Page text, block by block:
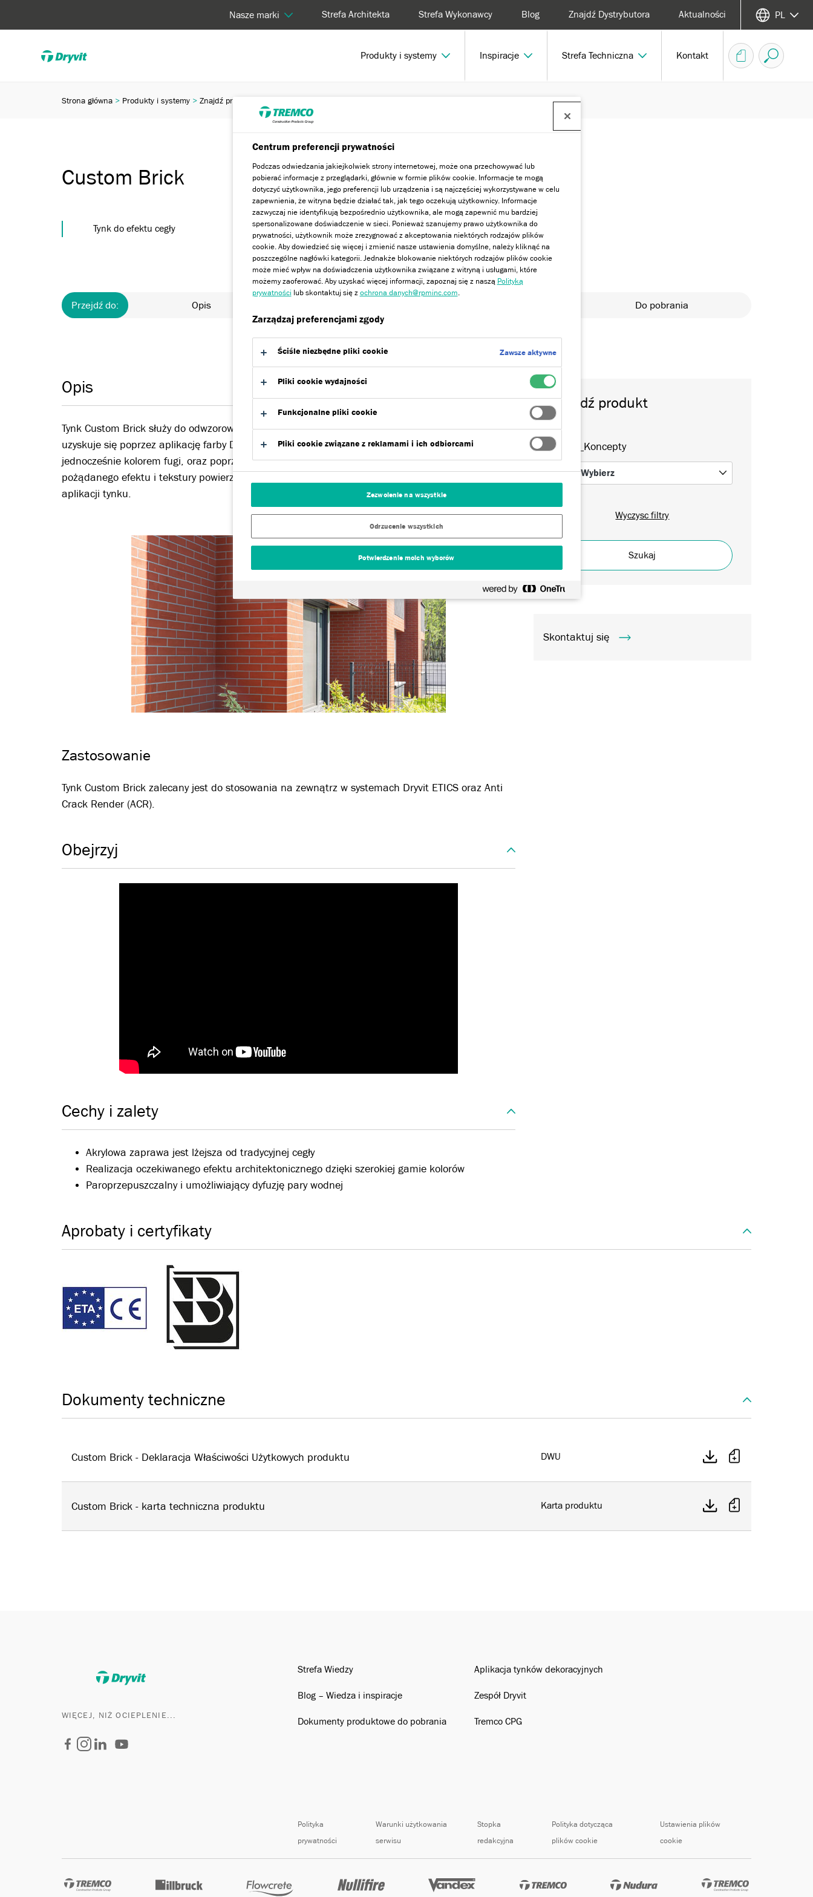
Produkty i systemy Inspiracje Strefa Techniczna Kontakt
Strefa Architekta Strefa Wykonawcy Blog Znajdź Dystrybutora Aktualności
Nasze marki PL
Custom Brick
Tynk do efektu cegły
Strona główna Produkty i systemy Znajdź produkt lub system
Przejdź do: Opis Do pobrania
Znajdź produkt
Dryvit_Koncepty
0 Wybierz
Wyczysc filtry
Szukaj
Skontaktuj się
Opis
Tynk Custom Brick służy do odwzorowania wyglądu tradycyjnej cegły na elewacji. Efekt cegły
uzyskuje się poprzez aplikację farby Demandit na warstwie bazowej Fibercoat, kolor farby jest
jednocześnie kolorem fugi, oraz poprzez nałożenie tynku Custom Brick na szablonie. Dla
pożądanego efektu i tekstury powierzchnię cegły można kształtować za pomocą różnych technik
aplikacji tynku.
Zastosowanie
Tynk Custom Brick zalecany jest do stosowania na zewnątrz w systemach Dryvit ETICS oraz Anti
Crack Render (ACR).
Obejrzyj
Cechy i zalety
Akrylowa zaprawa jest lżejsza od tradycyjnej cegły
Realizacja oczekiwanego efektu architektonicznego dzięki szerokiej gamie kolorów
Paroprzepuszczalny i umożliwiający dyfuzję pary wodnej
Aprobaty i certyfikaty
Dokumenty techniczne
Custom Brick - Deklaracja Właściwości Użytkowych produktu DWU
Custom Brick - karta techniczna produktu Karta produktu
WIĘCEJ, NIŻ OCIEPLENIE...
Strefa Wiedzy
Blog – Wiedza i inspiracje
Dokumenty produktowe do pobrania
Aplikacja tynków dekoracyjnych
Zespół Dryvit
Tremco CPG
Polityka
prywatności
Warunki użytkowania
serwisu
Stopka
redakcyjna
Polityka dotycząca
plików cookie
Ustawienia plików
cookie
Centrum preferencji prywatności
Podczas odwiedzania jakiejkolwiek strony internetowej, może ona przechowywać lub
pobierać informacje z przeglądarki, głównie w formie plików cookie. Informacje te mogą
dotyczyć użytkownika, jego preferencji lub urządzenia i są najczęściej wykorzystywane w celu
zapewnienia, że witryna będzie działać tak, jak tego oczekują użytkownicy. Informacje
zazwyczaj nie identyfikują bezpośrednio użytkownika, ale mogą zapewnić mu bardziej
spersonalizowane doświadczenie w sieci. Ponieważ szanujemy prawo użytkownika do
prywatności, użytkownik może zrezygnować z akceptowania niektórych rodzajów plików
cookie. Aby dowiedzieć się więcej i zmienić nasze ustawienia domyślne, należy kliknąć na
poszczególne nagłówki kategorii. Jednakże blokowanie niektórych rodzajów plików cookie
może mieć wpływ na doświadczenia użytkownika związane z witryną i usługami, które
możemy zaoferować. Aby uzyskać więcej informacji, zapoznaj się z naszą Polityką
prywatności lub skontaktuj się z ochrona danych@rpminc.com
Zarządzaj preferencjami zgody
Ściśle niezbędne pliki cookie Zawsze aktywne
Pliki cookie wydajności
Funkcjonalne pliki cookie
Pliki cookie związane z reklamami i ich odbiorcami
Zezwolenie na wszystkie
Odrzucenie wszystkich
Potwierdzenie moich wyborów